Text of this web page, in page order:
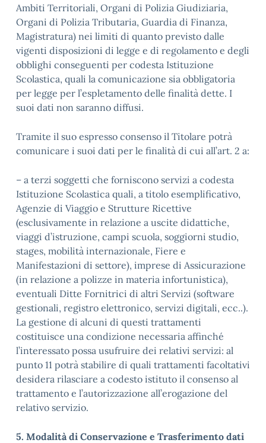
Ambiti Territoriali, Organi di Polizia Giudiziaria,
Organi di Polizia Tributaria, Guardia di Finanza,
Magistratura) nei limiti di quanto previsto dalle
vigenti disposizioni di legge e di regolamento e degli
obblighi conseguenti per codesta Istituzione
Scolastica, quali la comunicazione sia obbligatoria
per legge per l’espletamento delle finalità dette. I
suoi dati non saranno diffusi.
Tramite il suo espresso consenso il Titolare potrà
comunicare i suoi dati per le finalità di cui all’art. 2 a:
– a terzi soggetti che forniscono servizi a codesta
Istituzione Scolastica quali, a titolo esemplificativo,
Agenzie di Viaggio e Strutture Ricettive
(esclusivamente in relazione a uscite didattiche,
viaggi d’istruzione, campi scuola, soggiorni studio,
stages, mobilità internazionale, Fiere e
Manifestazioni di settore), imprese di Assicurazione
(in relazione a polizze in materia infortunistica),
eventuali Ditte Fornitrici di altri Servizi (software
gestionali, registro elettronico, servizi digitali, ecc..).
La gestione di alcuni di questi trattamenti
costituisce una condizione necessaria affinché
l’interessato possa usufruire dei relativi servizi: al
punto 11 potrà stabilire di quali trattamenti facoltativi
desidera rilasciare a codesto istituto il consenso al
trattamento e l’autorizzazione all’erogazione del
relativo servizio.
5. Modalità di Conservazione e Trasferimento dati